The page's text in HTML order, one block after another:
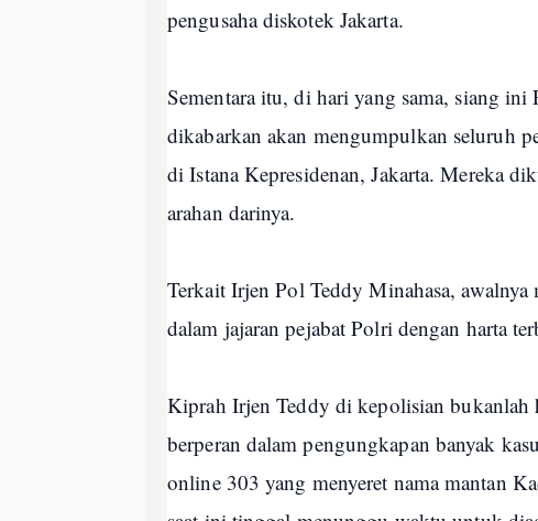
pengusaha diskotek Jakarta.
Sementara itu, di hari yang sama, siang
dikabarkan akan mengumpulkan seluruh
di Istana Kepresidenan, Jakarta. Mereka
arahan darinya.
Terkait Irjen Pol Teddy Minahasa,
dalam jajaran pejabat Polri dengan harta
Kiprah Irjen Teddy di kepolisian bukanlah
berperan dalam pengungkapan banyak
online 303 yang menyeret nama mantan